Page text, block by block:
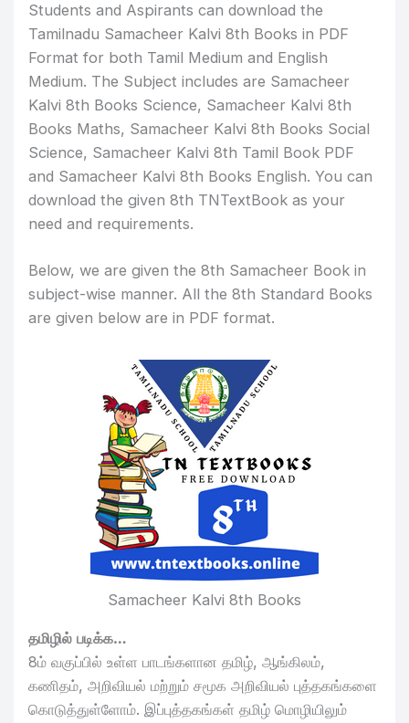
Students and Aspirants can download the
Tamilnadu Samacheer Kalvi 8th Books in PDF
Format for both Tamil Medium and English
Medium. The Subject includes are Samacheer
Kalvi 8th Books Science, Samacheer Kalvi 8th
Books Maths, Samacheer Kalvi 8th Books Social
Science, Samacheer Kalvi 8th Tamil Book PDF
and Samacheer Kalvi 8th Books English. You can
download the given 8th TNTextBook as your
need and requirements.
Below, we are given the 8th Samacheer Book in
subject-wise manner. All the 8th Standard Books
are given below are in PDF format.
Samacheer Kalvi 8th Books
தமிழில் படிக்க…
8ம் வகுப்பில் உள்ள பாடங்களான தமிழ், ஆங்கிலம்,
கணிதம், அறிவியல் மற்றும் சமூக அறிவியல் புத்தகங்களை
கொடுத்துள்ளோம். இப்புத்தகங்கள் தமிழ் மொழியிலும்